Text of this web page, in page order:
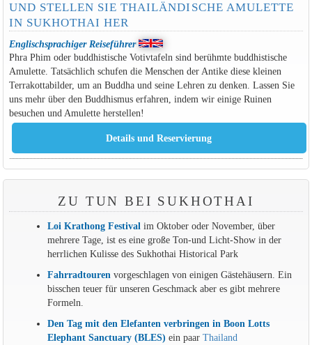
UND STELLEN SIE THAILÄNDISCHE AMULETTE
IN SUKHOTHAI HER
Englischsprachiger Reiseführer
Phra Phim oder buddhistische Votivtafeln sind berühmte buddhistische
Amulette. Tatsächlich schufen die Menschen der Antike diese kleinen
Terrakottabilder, um an Buddha und seine Lehren zu denken. Lassen Sie
uns mehr über den Buddhismus erfahren, indem wir einige Ruinen
besuchen und Amulette herstellen!
ZU TUN BEI SUKHOTHAI
Loi Krathong Festival im Oktober oder November, über
mehrere Tage, ist es eine große Ton-und Licht-Show in der
herrlichen Kulisse des Sukhothai Historical Park
Fahrradtouren vorgeschlagen von einigen Gästehäusern. Ein
bisschen teuer für unseren Geschmack aber es gibt mehrere
Formeln.
Den Tag mit den Elefanten verbringen in Boon Lotts
Elephant Sanctuary (BLES) ein paar Thailand